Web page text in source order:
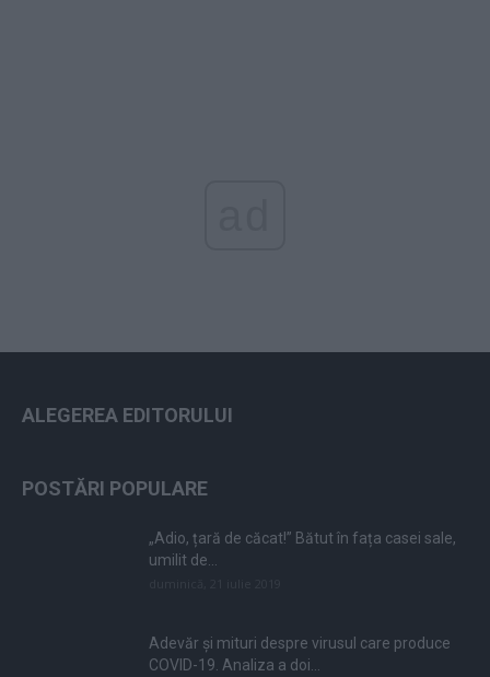
ALEGEREA EDITORULUI
POSTĂRI POPULARE
„Adio, țară de căcat!” Bătut în fața casei sale,
umilit de...
Adevăr și mituri despre virusul care produce
COVID-19. Analiza a doi...